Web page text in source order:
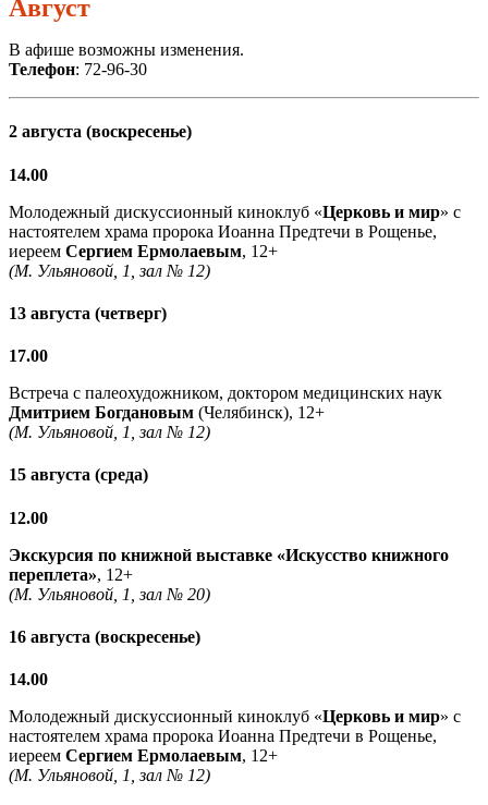
Август
В афише возможны изменения.
Телефон: 72-96-30
2 августа (воскресенье)
14.00
Молодежный дискуссионный киноклуб «Церковь и мир» с
настоятелем храма пророка Иоанна Предтечи в Рощенье,
иереем Сергием Ермолаевым, 12+
(М. Ульяновой, 1, зал № 12)
13 августа (четверг)
17.00
Встреча с палеохудожником, доктором медицинских наук
Дмитрием Богдановым (Челябинск), 12+
(М. Ульяновой, 1, зал № 12)
15 августа (среда)
12.00
Экскурсия по книжной выставке «Искусство книжного
переплета», 12+
(М. Ульяновой, 1, зал № 20)
16 августа (воскресенье)
14.00
Молодежный дискуссионный киноклуб «Церковь и мир» с
настоятелем храма пророка Иоанна Предтечи в Рощенье,
иереем Сергием Ермолаевым, 12+
(М. Ульяновой, 1, зал № 12)